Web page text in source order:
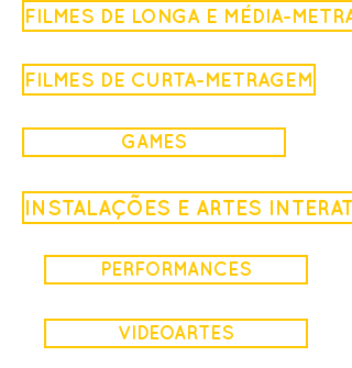
FILMES DE LONGA E MÉDIA-
FILMES DE CURTA-METRAGEM
GAMES
INSTALAÇÕES E ARTES
PERFORMANCES
VIDEOARTES